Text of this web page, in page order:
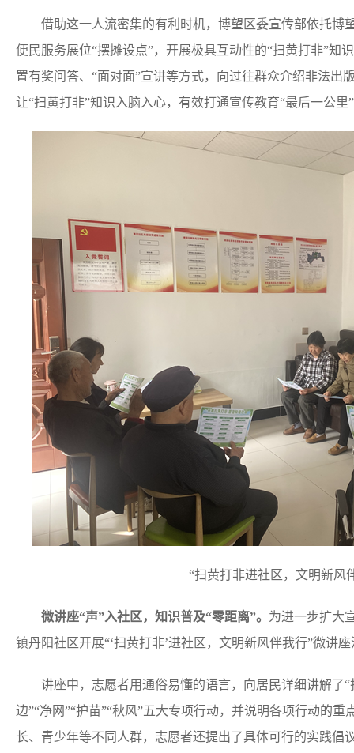
借助这一人流密集的有利时机，博望区委宣传部依托博
便民服务展位“摆摊设点”，开展极具互动性的“扫黄打非”知
置有奖问答、“面对面”宣讲等方式，向过往群众介绍非法出
让“扫黄打非”知识入脑入心，有效打通宣传教育“最后一公里
“扫黄打非进社区，文明新风
微讲座“声”入社区，知识普及“零距离”。 为进一步扩大
镇丹阳社区开展“‘扫黄打非’进社区，文明新风伴我行”微讲
讲座中，志愿者用通俗易懂的语言，向居民详细讲解了“
边”“净网”“护苗”“秋风”五大专项行动，并说明各项行动的
长、青少年等不同人群，志愿者还提出了具体可行的实践倡